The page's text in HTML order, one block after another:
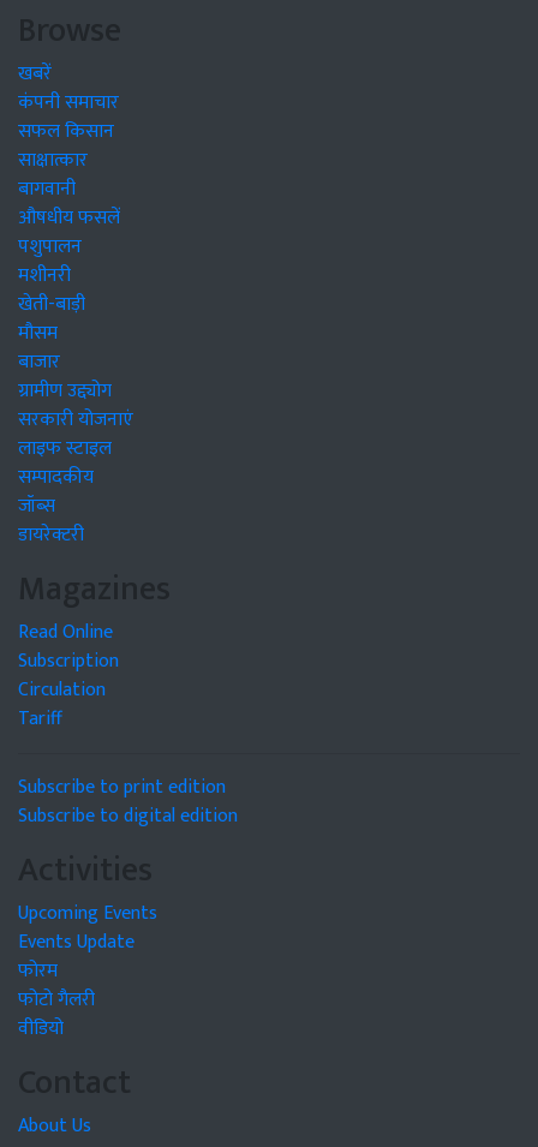
Browse
खबरें
कंपनी समाचार
सफल किसान
साक्षात्कार
बागवानी
औषधीय फसलें
पशुपालन
मशीनरी
खेती-बाड़ी
मौसम
बाजार
ग्रामीण उद्द्योग
सरकारी योजनाएं
लाइफ स्टाइल
सम्पादकीय
जॉब्स
डायरेक्टरी
Magazines
Read Online
Subscription
Circulation
Tariff
Subscribe to print edition
Subscribe to digital edition
Activities
Upcoming Events
Events Update
फोरम
फोटो गैलरी
वीडियो
Contact
About Us